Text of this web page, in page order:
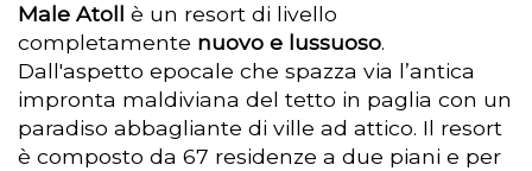
Male Atoll è un resort di livello
completamente nuovo e lussuoso.
Dall'aspetto epocale che spazza via l’antica
impronta maldiviana del tetto in paglia con un
paradiso abbagliante di ville ad attico. Il resort
è composto da 67 residenze a due piani e per